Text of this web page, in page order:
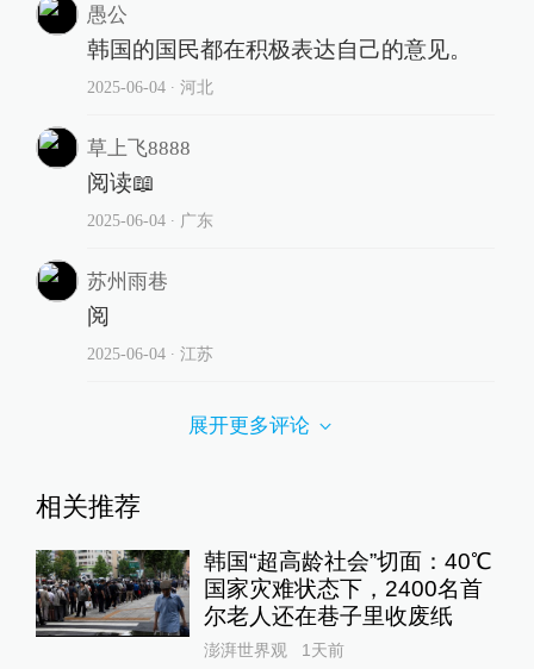
愚公
韩国的国民都在积极表达自己的意见。
2025-06-04∙ 河北
草上飞8888
阅读📖
2025-06-04∙ 广东
苏州雨巷
阅
2025-06-04∙ 江苏
展开更多评论
相关推荐
韩国“超高龄社会”切面：40℃
国家灾难状态下，2400名首
尔老人还在巷子里收废纸
澎湃世界观 1天前